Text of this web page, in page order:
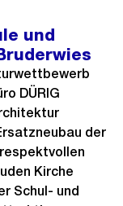
und
DÜRIG
der
Kirche
Schul- und